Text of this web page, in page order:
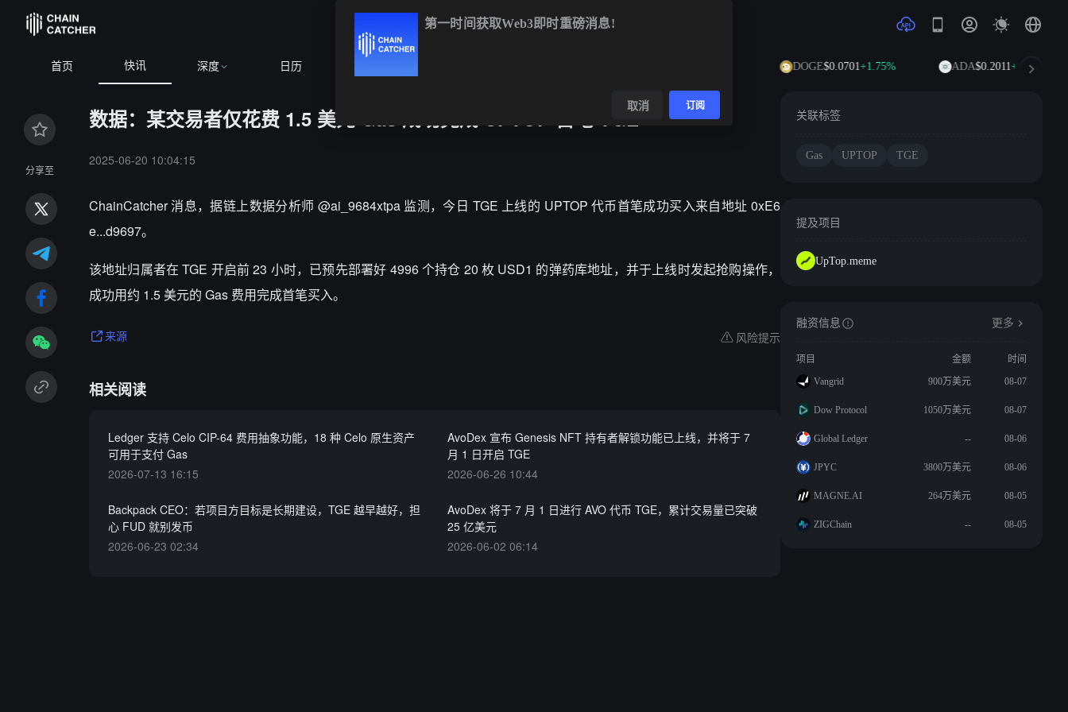
首页 快讯 深度 日历
$1,917.48+1.17% $593.33+1.20% DOGE$0.0701+1.75% ADA$0.2011+0.47%
分享至
数据：某交易者仅花费 1.5 美元 Gas 成功完成 UPTOP 首笔 TGE
2025-06-20 10:04:15
ChainCatcher 消息，据链上数据分析师 @ai_9684xtpa 监测，今日 TGE 上线的 UPTOP 代币首笔成功买入来自地址 0xE6
e...d9697。
该地址归属者在 TGE 开启前 23 小时，已预先部署好 4996 个持仓 20 枚 USD1 的弹药库地址，并于上线时发起抢购操作，
成功用约 1.5 美元的 Gas 费用完成首笔买入。
来源 风险提示
相关阅读
Ledger 支持 Celo CIP-64 费用抽象功能，18 种 Celo 原生资产
可用于支付 Gas
2026-07-13 16:15
AvoDex 宣布 Genesis NFT 持有者解锁功能已上线，并将于 7
月 1 日开启 TGE
2026-06-26 10:44
Backpack CEO：若项目方目标是长期建设，TGE 越早越好，担
心 FUD 就别发币
2026-06-23 02:34
AvoDex 将于 7 月 1 日进行 AVO 代币 TGE，累计交易量已突破
25 亿美元
2026-06-02 06:14
关联标签
Gas UPTOP TGE
提及项目
UpTop.meme
融资信息 更多
项目 金额
时间
Vangrid
900万美元 08-07
Dow Protocol 1050万美元 08-07
Global Ledger -- 08-06
JPYC 3800万美元 08-06
MAGNE.AI 264万美元 08-05
ZIGChain -- 08-05
第一时间获取Web3即时重磅消息!
取消 订阅